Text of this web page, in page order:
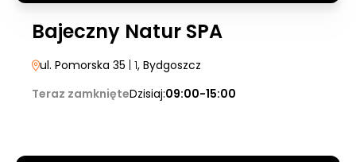
Bajeczny Natur SPA
ul. Pomorska 35 | 1, Bydgoszcz
Teraz zamknięteDzisiaj:09:00-15:00